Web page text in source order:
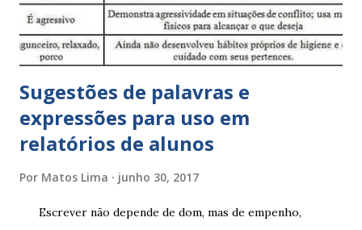
Sugestões de palavras e
expressões para uso em
relatórios de alunos
Por Matos Lima junho 30, 2017
Escrever não depende de dom, mas de empenho,